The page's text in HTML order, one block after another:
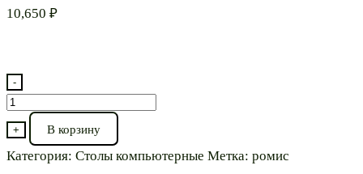
10,650 ₽
-
Количество
товара
Компьютерный
стол⭐"Афина
+ В корзину
Категория: Столы компьютерные Метка: ромис